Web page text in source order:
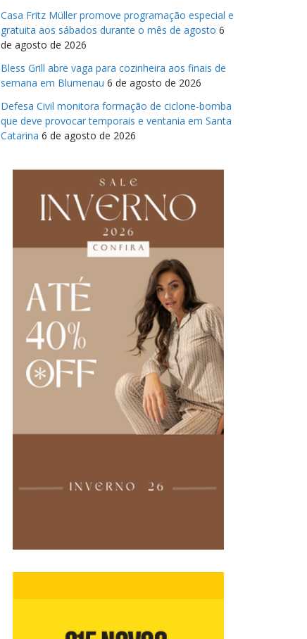
Casa Fritz Müller promove programação especial e
gratuita aos sábados durante o mês de agosto 6
de agosto de 2026
Bless Grill abre vaga para cozinheira aos finais de
semana em Blumenau 6 de agosto de 2026
Defesa Civil monitora formação de ciclone-bomba
que deve provocar temporais e ventania em Santa
Catarina 6 de agosto de 2026